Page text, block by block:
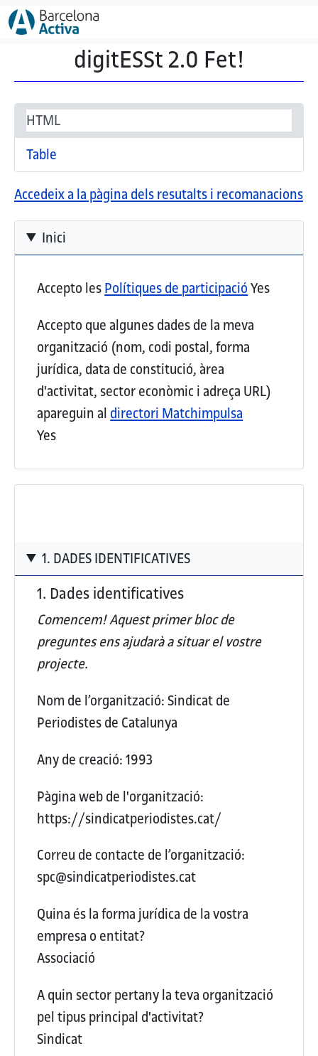
Vés al contingut
digitESSt 2.0 Fet!
Secondary tabs
HTML
(pestanya activa)
Table
Accedeix a la pàgina dels resutalts i recomanacions
Inici
Accepto lesPolítiques de participacióYes
Accepto que algunes dades de la meva
organització (nom, codi postal, forma
jurídica, data de constitució, àrea
d'activitat, sector econòmic i adreça URL)
apareguin al directori Matchimpulsa
Yes
1. DADES IDENTIFICATIVES
1. Dades identificatives
Comencem! Aquestprimer bloc de
preguntes ens ajudarà a situar el vostre
projecte.
Nom de l’organització: Sindicat de
Periodistes de Catalunya
Any de creació:1993
Pàgina web de l'organització:
https://sindicatperiodistes.cat/
Correu de contacte de l’organització:
spc@sindicatperiodistes.cat
Quina és la forma jurídica de la vostra
empresa o entitat?
Associació
A quin sector pertany la teva organització
pel tipus principal d'activitat?
Sindicat